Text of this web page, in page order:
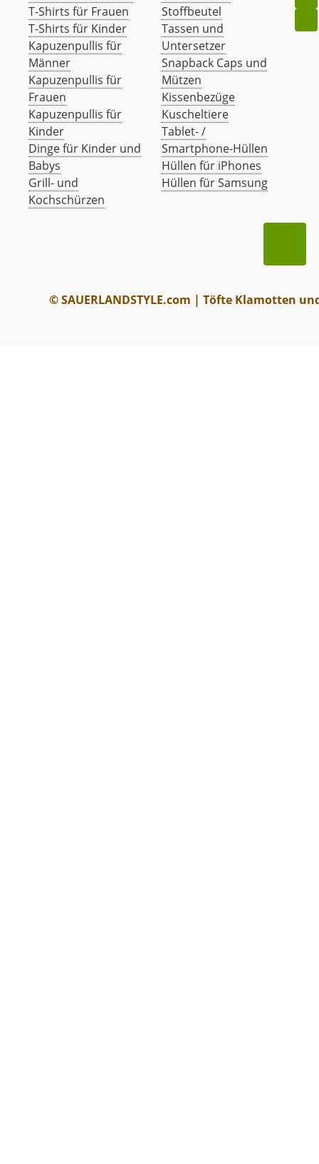
T-Shirts für Frauen
T-Shirts für Kinder
Kapuzenpullis für
Männer
Kapuzenpullis für
Frauen
Kapuzenpullis für
Kinder
Dinge für Kinder und
Babys
Grill- und
Kochschürzen
Stoffbeutel
Tassen und
Untersetzer
Snapback Caps und
Mützen
Kissenbezüge
Kuscheltiere
Tablet- /
Smartphone-Hüllen
Hüllen für iPhones
Hüllen für Samsung
© SAUERLANDSTYLE.com | Töfte Klamotten